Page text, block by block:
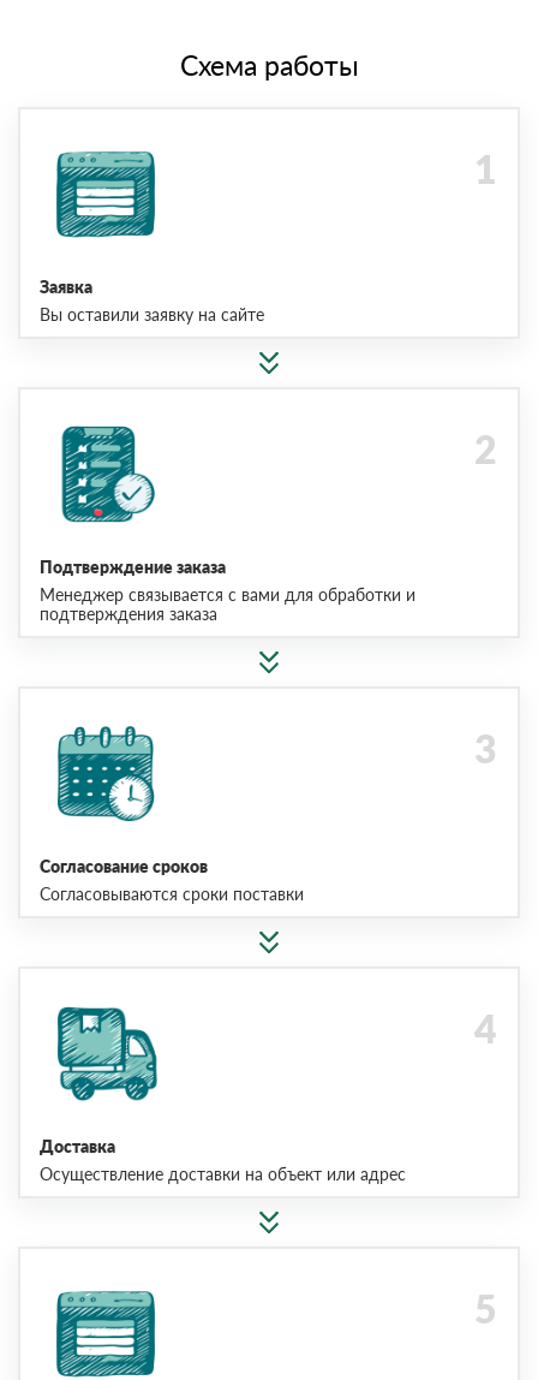
Схема работы
Заявка
Вы оставили заявку на сайте
Подтверждение заказа
Менеджер связывается с вами для обработки и
подтверждения заказа
Согласование сроков
Согласовываются сроки поставки
Доставка
Осуществление доставки на объект или адрес